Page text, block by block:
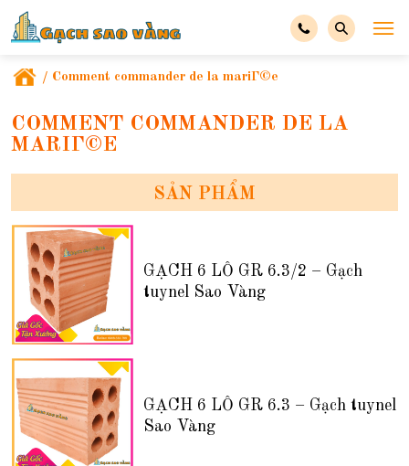
/ Comment commander de la mariГ©e
COMMENT COMMANDER DE LA
MARIГ©E
SẢN PHẨM
GẠCH 6 LỖ GR 6.3/2 – Gạch
tuynel Sao Vàng
GẠCH 6 LỖ GR 6.3 – Gạch tuynel
Sao Vàng